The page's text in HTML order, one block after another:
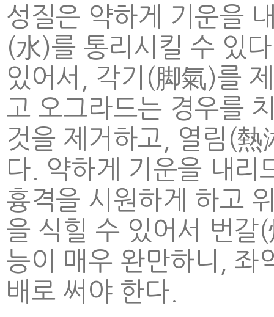
성질은 약하게 기운을
(水)를 통리시킬 수 있
있어서, 각기(脚氣)를
고 오그라드는 경우를
것을 제거하고, 열림(
다. 약하게 기운을 내리
흉격을 시원하게 하고
을 식힐 수 있어서 번갈
능이 매우 완만하니, 좌
배로 써야 한다.